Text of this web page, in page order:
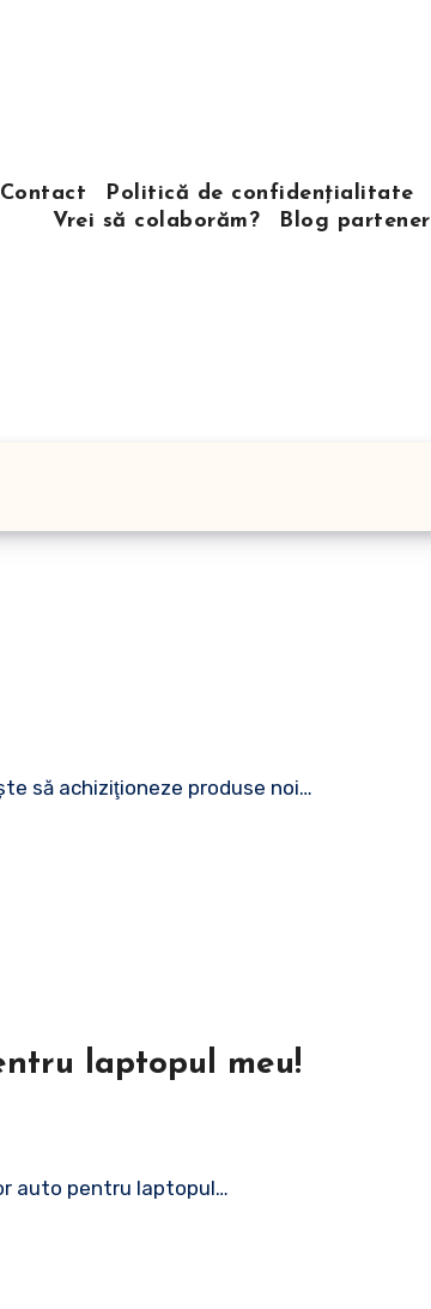
Contact Politică de confidențialitate
Vrei să colaborăm?
Blog partener
să achiziţioneze produse noi…
laptopul meu!
auto pentru laptopul…